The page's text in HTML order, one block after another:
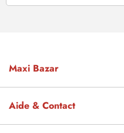
Maxi Bazar
Aide & Contact